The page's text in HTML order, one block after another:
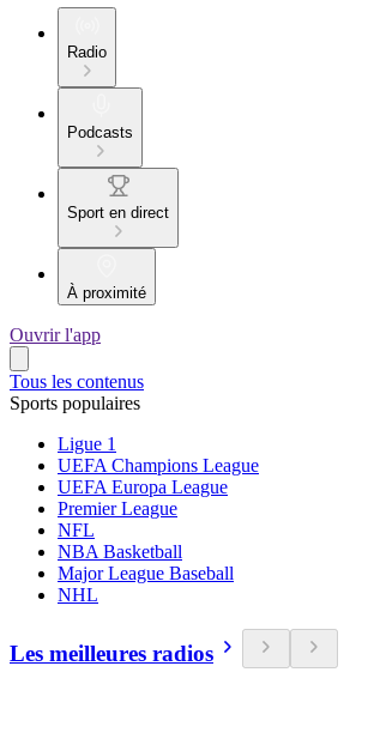
Radio
Podcasts
Sport en direct
À proximité
Ouvrir l'app
Tous les contenus
Sports populaires
Ligue 1
UEFA Champions League
UEFA Europa League
Premier League
NFL
NBA Basketball
Major League Baseball
NHL
Les meilleures radios